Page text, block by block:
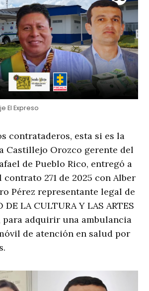
El Expreso
contrataderos, esta si es la
Castillejo Orozco gerente del
de Pueblo Rico, entregó a
271 de 2025 con Alber
Pérez representante legal de
LA CULTURA Y LAS ARTES
para adquirir una ambulancia
de atención en salud por